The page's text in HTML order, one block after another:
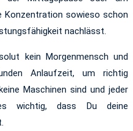
Konzentration sowieso schon
nachlässt.
kein Morgenmensch und
Anlaufzeit, um richtig
Maschinen sind und jeder
wichtig, dass Du deine